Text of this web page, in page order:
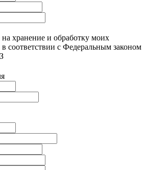
хранение и обработку моих
соответствии с Федеральным законом